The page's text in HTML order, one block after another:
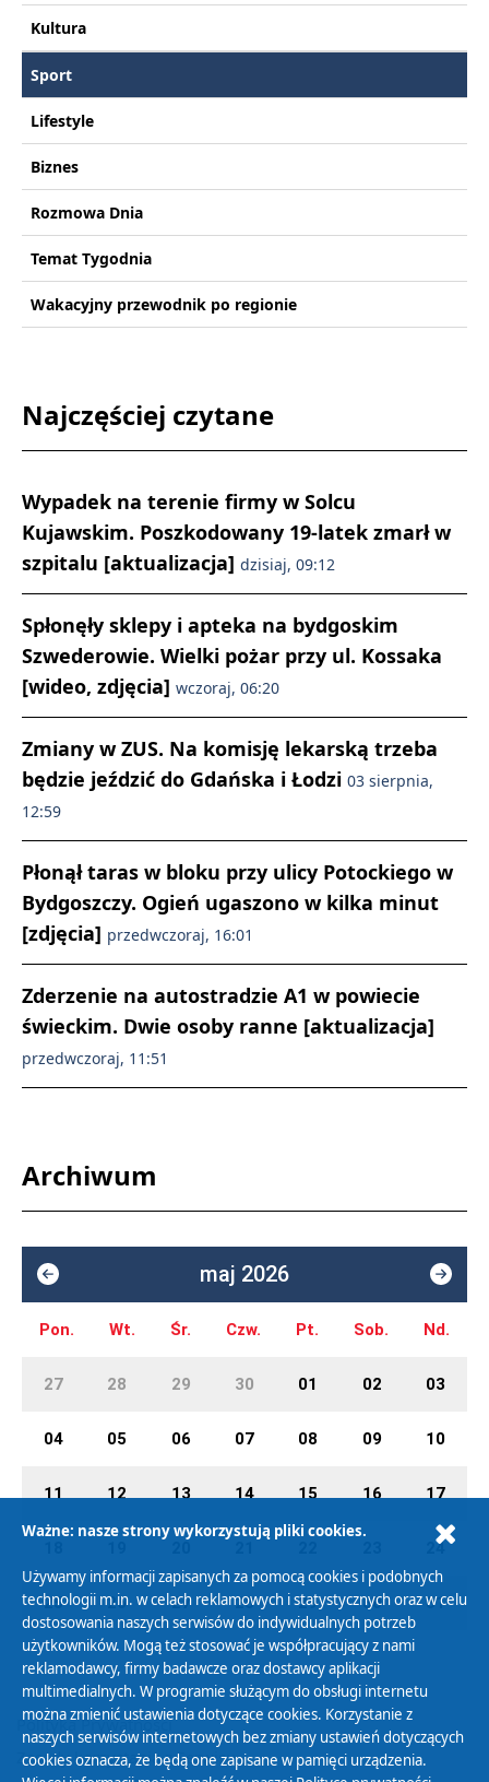
Kultura
Sport
Lifestyle
Biznes
Rozmowa Dnia
Temat Tygodnia
Wakacyjny przewodnik po regionie
Najczęściej czytane
Wypadek na terenie firmy w Solcu
Kujawskim. Poszkodowany 19-latek zmarł w
szpitalu [aktualizacja] dzisiaj, 09:12
Spłonęły sklepy i apteka na bydgoskim
Szwederowie. Wielki pożar przy ul. Kossaka
[wideo, zdjęcia] wczoraj, 06:20
Zmiany w ZUS. Na komisję lekarską trzeba
będzie jeździć do Gdańska i Łodzi 03 sierpnia,
12:59
Płonął taras w bloku przy ulicy Potockiego w
Bydgoszczy. Ogień ugaszono w kilka minut
[zdjęcia] przedwczoraj, 16:01
Zderzenie na autostradzie A1 w powiecie
świeckim. Dwie osoby ranne [aktualizacja]
przedwczoraj, 11:51
Archiwum
maj 2026
Pon. Wt. Śr. Czw. Pt. Sob. Nd.
27 28 29 30 01 02 03
04 05 06 07 08 09 10
11 12 13 14 15 16 17
24
25 26 27 28 29 30 31
Polityka Prywatności
Zasady korzystania z Serwisu
Ważne: nasze strony wykorzystują pliki cookies.
Używamy informacji zapisanych za pomocą cookies i podobnych
technologii m.in. w celach reklamowych i statystycznych oraz w celu
dostosowania naszych serwisów do indywidualnych potrzeb
użytkowników. Mogą też stosować je współpracujący z nami
reklamodawcy, firmy badawcze oraz dostawcy aplikacji
multimedialnych. W programie służącym do obsługi internetu
można zmienić ustawienia dotyczące cookies. Korzystanie z
naszych serwisów internetowych bez zmiany ustawień dotyczących
cookies oznacza, że będą one zapisane w pamięci urządzenia.